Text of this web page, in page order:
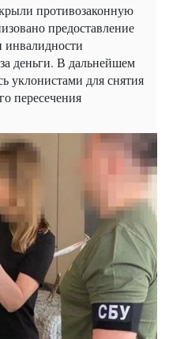
противозаконную
предоставление
инвалидности
деньги. В дальнейшем
уклонистами для снятия
пересечения